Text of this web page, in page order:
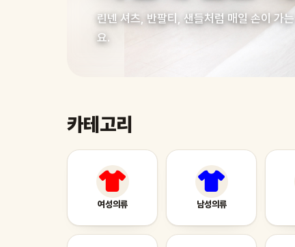
린넨 셔츠, 반팔티, 샌들처럼 매일 손이 가
요.
카테고리
여성의류 남성의류